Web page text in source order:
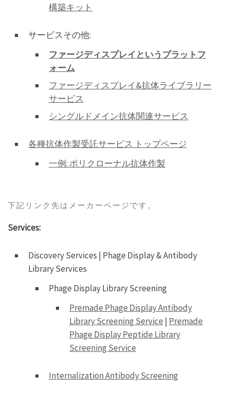
構築キット
サービスその他:
ファージディスプレイというプラットフ
ォーム
ファージディスプレイ&抗体ライブラリー
サービス
シングルドメイン抗体関連サービス
各種抗体作製受託サービス トップページ
一例: ポリクローナル抗体作製
下記リンク先はメーカーページです。
Services:
Discovery Services | Phage Display & Antibody
Library Services
Phage Display Library Screening
Premade Phage Display Antibody
Library Screening Service | Premade
Phage Display Peptide Library
Screening Service
Internalization Antibody Screening